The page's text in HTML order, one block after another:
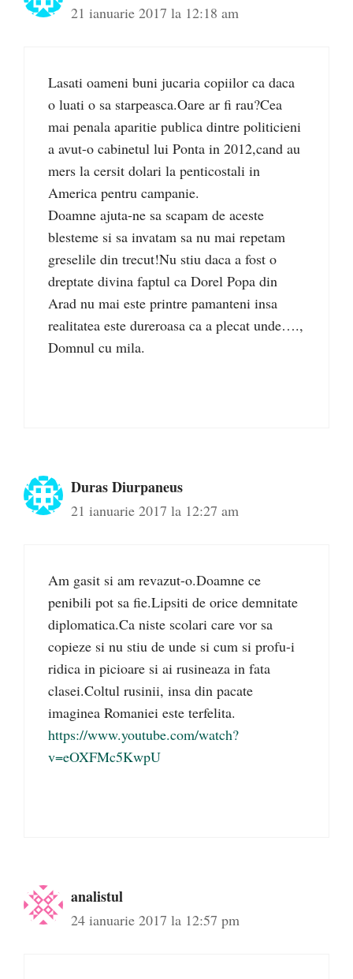
21 ianuarie 2017 la 12:18 am
Lasati oameni buni jucaria copiilor ca daca
o luati o sa starpeasca.Oare ar fi rau?Cea
mai penala aparitie publica dintre politicieni
a avut-o cabinetul lui Ponta in 2012,cand au
mers la cersit dolari la penticostali in
America pentru campanie.
Doamne ajuta-ne sa scapam de aceste
blesteme si sa invatam sa nu mai repetam
greselile din trecut!Nu stiu daca a fost o
dreptate divina faptul ca Dorel Popa din
Arad nu mai este printre pamanteni insa
realitatea este dureroasa ca a plecat unde….,
Domnul cu mila.
Duras Diurpaneus
21 ianuarie 2017 la 12:27 am
Am gasit si am revazut-o.Doamne ce
penibili pot sa fie.Lipsiti de orice demnitate
diplomatica.Ca niste scolari care vor sa
copieze si nu stiu de unde si cum si profu-i
ridica in picioare si ai rusineaza in fata
clasei.Coltul rusinii, insa din pacate
imaginea Romaniei este terfelita.
https://www.youtube.com/watch?
v=eOXFMc5KwpU
analistul
24 ianuarie 2017 la 12:57 pm